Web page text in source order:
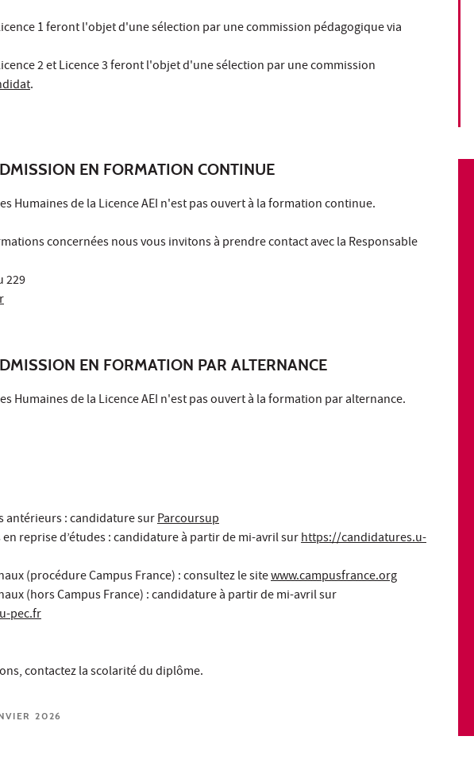
1 feront l'objet d'une sélection par une commission pédagogique via
2 et Licence 3 feront l'objet d'une sélection par une commission
.
EN FORMATION CONTINUE
Humaines de la Licence AEI n'est pas ouvert à la formation continue.
concernées nous vous invitons à prendre contact avec la Responsable
229
EN FORMATION PAR ALTERNANCE
Humaines de la Licence AEI n'est pas ouvert à la formation par alternance.
antérieurs : candidature surParcoursup
reprise d’études : candidature à partir de mi-avril surhttps://candidatures.u-
(procédure Campus France) : consultez le sitewww.campusfrance.org
(hors Campus France) : candidature à partir de mi-avril sur
pec.fr
contactez la scolarité du diplôme.
2026